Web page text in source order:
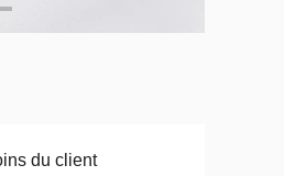
du client